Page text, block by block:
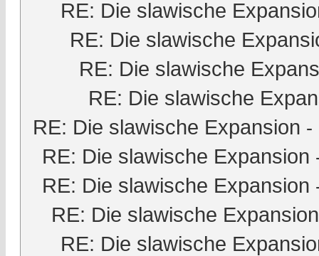
RE: Die slawische
RE: Die slawische
RE: Die slawische
RE: Die slawische
RE: Die slawische Expansion -
RE: Die slawische Expansion
RE: Die slawische Expansion
RE: Die slawische Expansion
RE: Die slawische